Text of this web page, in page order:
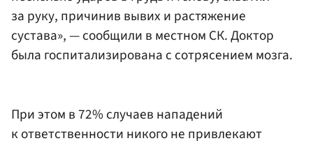
за руку, причинив вывих и растяжение
сустава», — сообщили в местном СК. Доктор
была госпитализирована с сотрясением мозга.
При этом в 72% случаев нападений
к ответственности никого не привлекают